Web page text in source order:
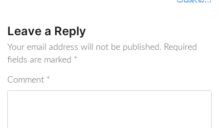
Leave a Reply
Your email address will not be published. Required
fields are marked *
Comment *